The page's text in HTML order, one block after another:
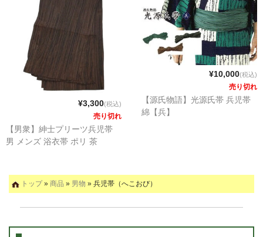
¥3,300(税込)
売り切れ
【男衆】紳士プリーツ兵児帯
男 メンズ 浴衣帯 ポリ 茶
¥10,000(税込)
売り切れ
【源氏物語】光源氏帯 兵児帯
綿【兵】
トップ» 商品 » 男物 » 兵児帯（へこおび）